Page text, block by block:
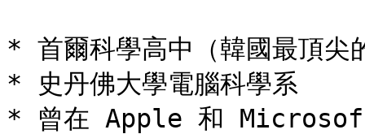
* 首爾科學高中（韓國最頂尖
* 史丹佛大學電腦科學系
* 曾在 Apple 和